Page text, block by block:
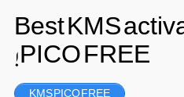
رجسٹر
KMS PICO FREE